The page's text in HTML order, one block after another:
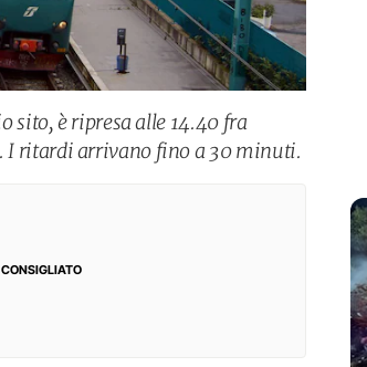
sito, è ripresa alle 14.40 fra
I ritardi arrivano fino a 30 minuti.